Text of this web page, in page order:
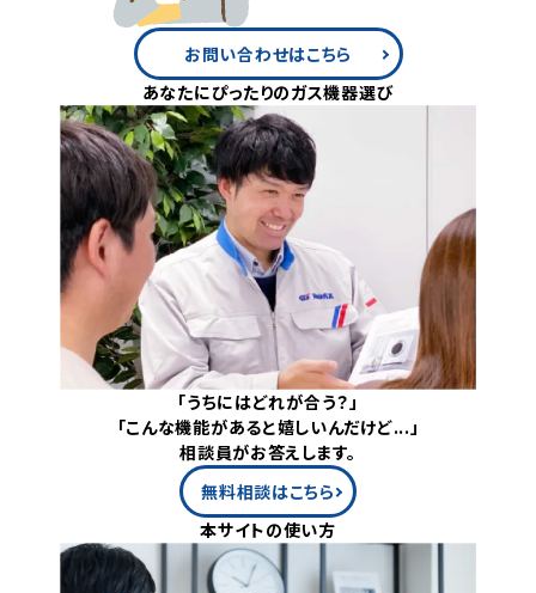
お問い合わせはこちら
あなたにぴったりのガス機器選び
「うちにはどれが合う？」
「こんな機能があると嬉しいんだけど...」
相談員がお答えします。
無料相談はこちら
本サイトの使い方